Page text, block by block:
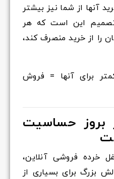
آنها از شما نیز بیشتر
این است که هر
را از خرید منصرف کند،
برای آنها = فروش
بروز حساسیت
خرده فروشی آنلاین،
بزرگ برای بسیاری از